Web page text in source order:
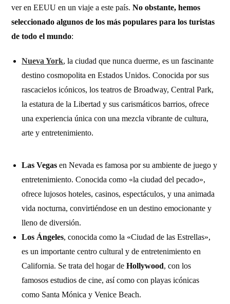
ver en EEUU en un viaje a este país. No obstante, hemos
seleccionado algunos de los más populares para los turistas
de todo el mundo:
Nueva York, la ciudad que nunca duerme, es un fascinante
destino cosmopolita en Estados Unidos. Conocida por sus
rascacielos icónicos, los teatros de Broadway, Central Park,
la estatura de la Libertad y sus carismáticos barrios, ofrece
una experiencia única con una mezcla vibrante de cultura,
arte y entretenimiento.
Las Vegas en Nevada es famosa por su ambiente de juego y
entretenimiento. Conocida como «la ciudad del pecado»,
ofrece lujosos hoteles, casinos, espectáculos, y una animada
vida nocturna, convirtiéndose en un destino emocionante y
lleno de diversión.
Los Ángeles, conocida como la «Ciudad de las Estrellas»,
es un importante centro cultural y de entretenimiento en
California. Se trata del hogar deHollywood, con los
famosos estudios de cine, así como con playas icónicas
como Santa Mónica y Venice Beach.